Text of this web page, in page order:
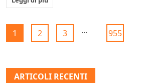
1 2 3 ... 955
ARTICOLI RECENTI